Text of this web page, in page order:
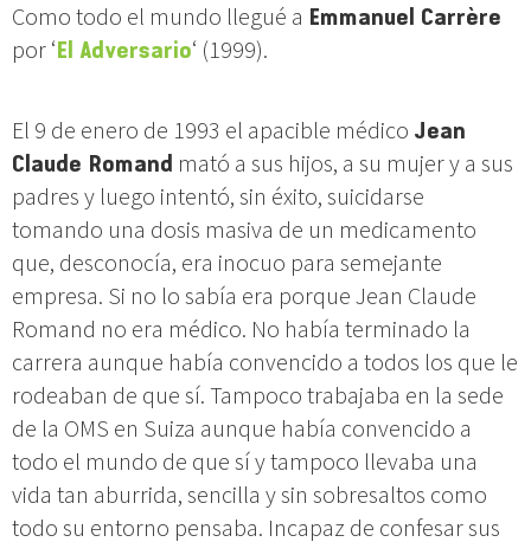
Como todo el mundo llegué a Emmanuel Carrère
por ‘El Adversario‘ (1999).
El 9 de enero de 1993 el apacible médico Jean
Claude Romand mató a sus hijos, a su mujer y a sus
padres y luego intentó, sin éxito, suicidarse
tomando una dosis masiva de un medicamento
que, desconocía, era inocuo para semejante
empresa. Si no lo sabía era porque Jean Claude
Romand no era médico. No había terminado la
carrera aunque había convencido a todos los que le
rodeaban de que sí. Tampoco trabajaba en la sede
de la OMS en Suiza aunque había convencido a
todo el mundo de que sí y tampoco llevaba una
vida tan aburrida, sencilla y sin sobresaltos como
todo su entorno pensaba. Incapaz de confesar sus